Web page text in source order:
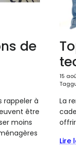
de
rappeler à
être
moins
15
La
Lire